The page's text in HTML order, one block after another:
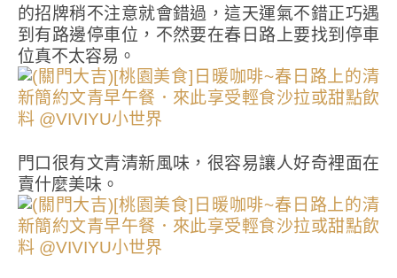
的招牌稍不注意就會錯過，這天運氣不錯正巧遇
到有路邊停車位，不然要在春日路上要找到停車
位真不太容易。
門口很有文青清新風味，很容易讓人好奇裡面在
賣什麼美味。